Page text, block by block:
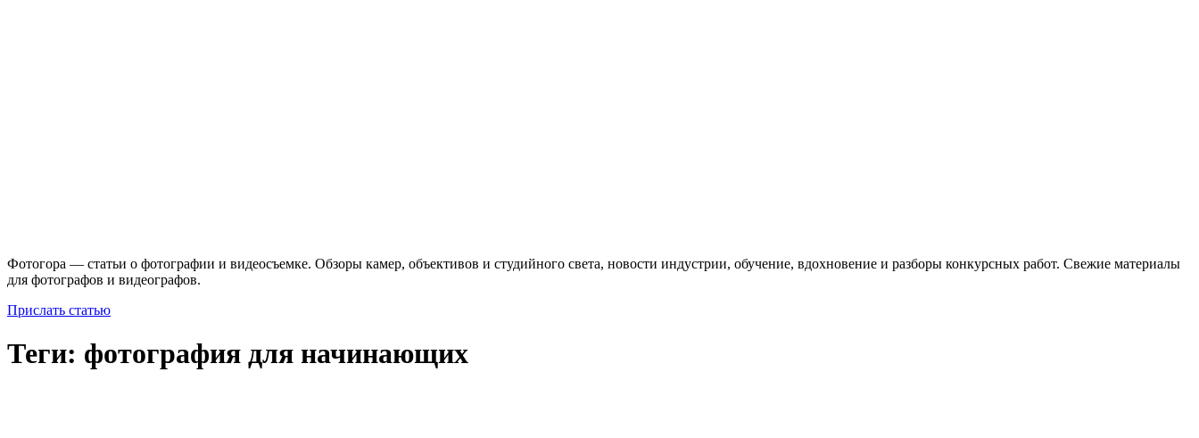
Фотогора — статьи о фотографии и видеосъемке. Обзоры камер, объективов и студийного света, новости индустрии, обучение, вдохновение и разборы конкурсных работ. Свежие материалы
для фотографов и видеографов.
Прислать статью
Теги: фотография для начинающих